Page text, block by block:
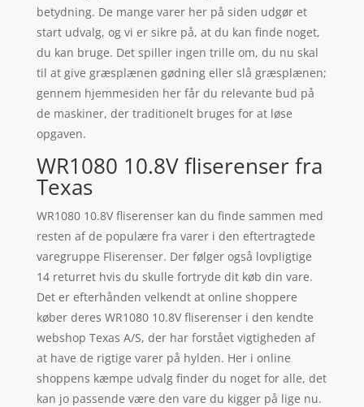
betydning. De mange varer her på siden udgør et
start udvalg, og vi er sikre på, at du kan finde noget,
du kan bruge. Det spiller ingen trille om, du nu skal
til at give græsplænen gødning eller slå græsplænen;
gennem hjemmesiden her får du relevante bud på
de maskiner, der traditionelt bruges for at løse
opgaven.
WR1080 10.8V fliserenser fra
Texas
WR1080 10.8V fliserenser kan du finde sammen med
resten af de populære fra varer i den eftertragtede
varegruppe Fliserenser. Der følger også lovpligtige
14 returret hvis du skulle fortryde dit køb din vare.
Det er efterhånden velkendt at online shoppere
køber deres WR1080 10.8V fliserenser i den kendte
webshop Texas A/S, der har forstået vigtigheden af
at have de rigtige varer på hylden. Her i online
shoppens kæmpe udvalg finder du noget for alle, det
kan jo passende være den vare du kigger på lige nu.